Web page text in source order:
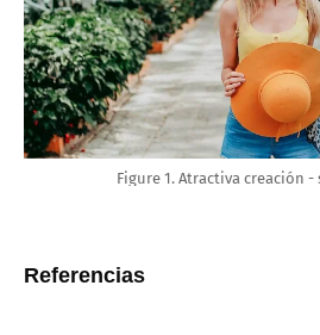
Figure 1. Atractiva creación -
Referencias